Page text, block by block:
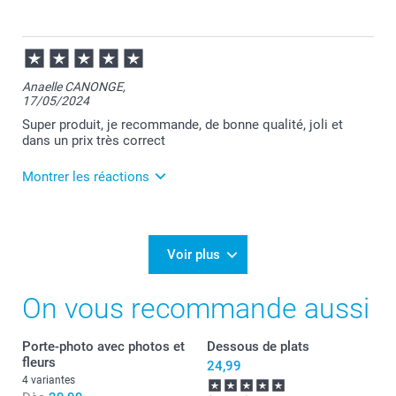
22/05/2024
10:26
Bonjour Aurelijo :-)
Nous faisons de notre mieux pour offrir à nos
clients des moments inoubliables.
N’hésitez pas à retentez l’expérience :-)
Bien à vous,
Anaelle CANONGE,
17/05/2024
Super produit, je recommande, de bonne qualité, joli et
dans un prix très correct
Montrer les réactions
Merci Anaelle pour votre avis !
plu.
Julie@Smartphoto
Voir plus
On vous recommande aussi
Porte-photo avec photos et
fleurs
4 variantes
Dessous de plats
24,99